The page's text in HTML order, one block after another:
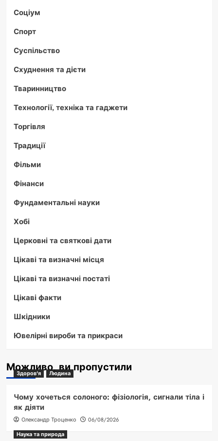
Соціум
Спорт
Суспільство
Схуднення та дієти
Тваринництво
Технології, техніка та гаджети
Торгівля
Традиції
Фільми
Фінанси
Фундаментальні науки
Хобі
Церковні та святкові дати
Цікаві та визначні місця
Цікаві та визначні постаті
Цікаві факти
Шкідники
Ювелірні вироби та прикраси
Можливо, ви пропустили
Здоров'я Людина
Чому хочеться солоного: фізіологія, сигнали тіла і
як діяти
Олександр Троценко
06/08/2026
Наука та природа